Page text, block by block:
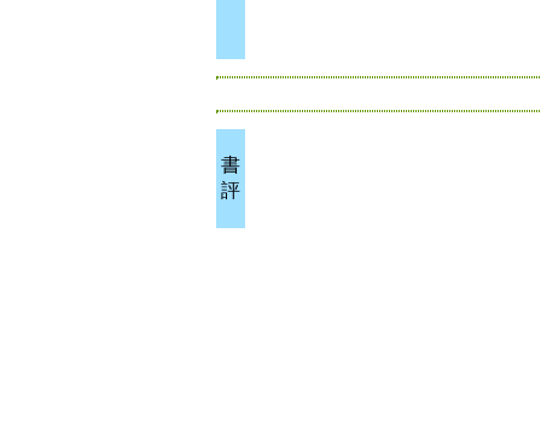
書
評